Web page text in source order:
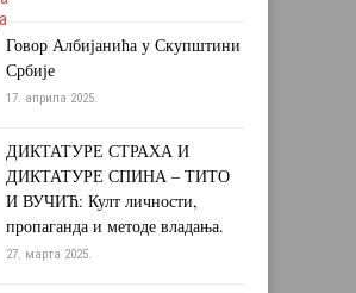
Говор Албијанића у Скупштини
Србије
17. априла 2025.
ДИКТАТУРЕ СТРАХА И
ДИКТАТУРЕ СПИНА – ТИТО
И ВУЧИЋ: Култ личности,
пропаганда и методе владања.
27. марта 2025.